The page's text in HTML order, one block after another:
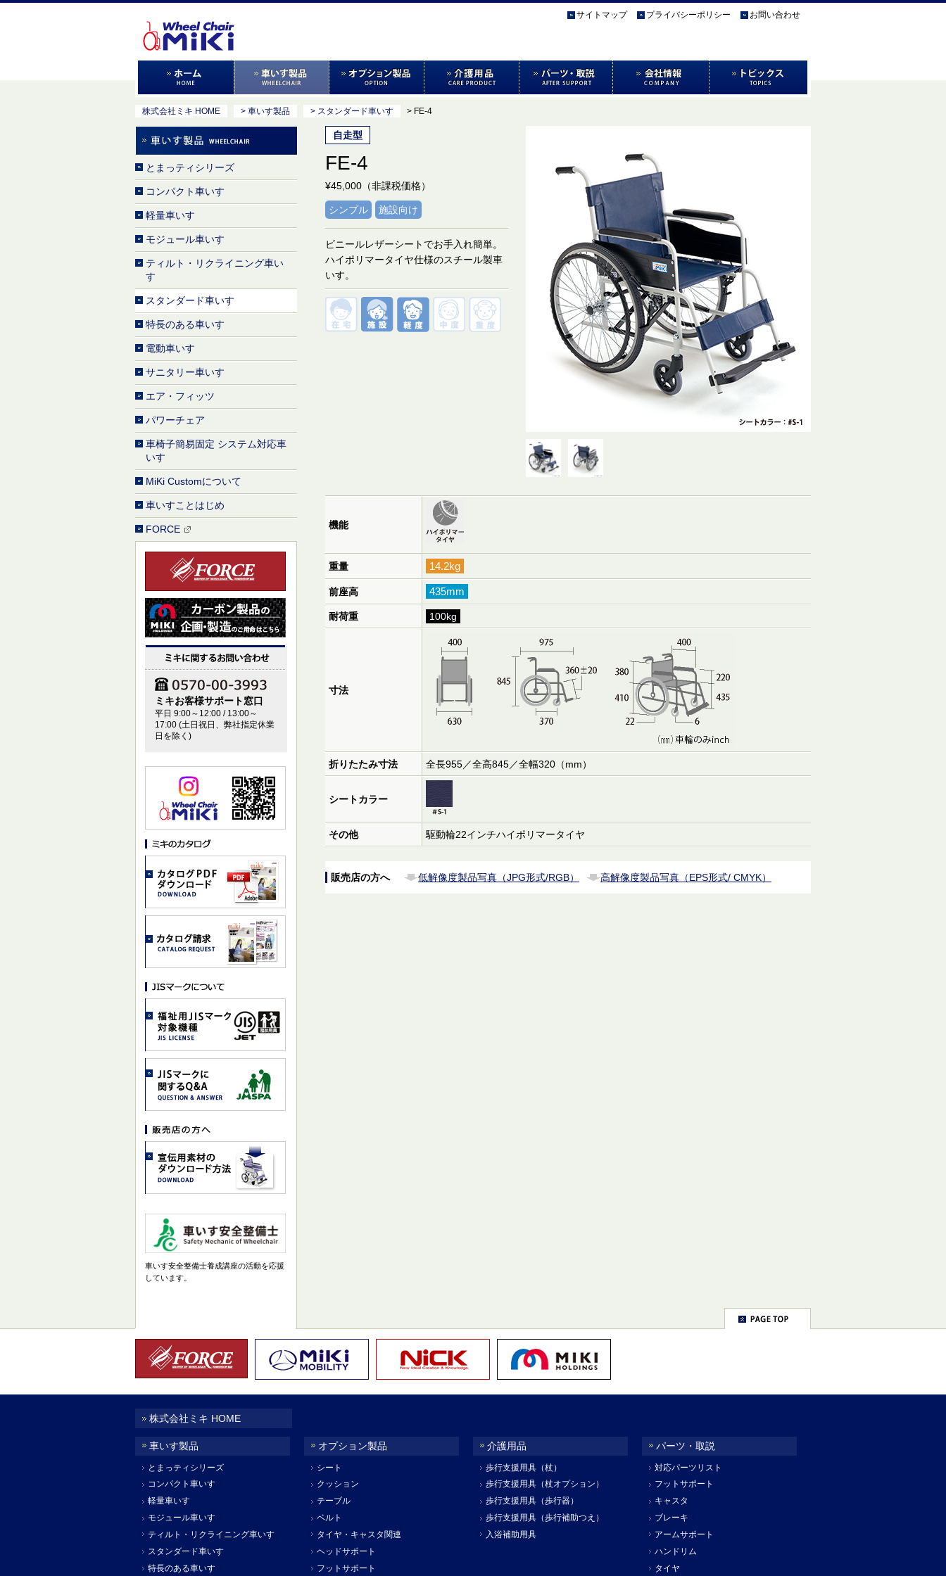
サイトマップ プライバシーポリシー お問い合わせ
株式会社ミキ HOME > 車いす製品 > スタンダード車いす > FE-4
自走型
FE-4
¥45,000（非課税価格）
シンプル 施設向け
ビニールレザーシートでお手入れ簡単。
ハイポリマータイヤ仕様のスチール製車
いす。
機能
重量 14.2kg
前座高 435mm
耐荷重 100kg
寸法
折りたたみ寸法 全長955／全高845／全幅320（mm）
シートカラー
その他 駆動輪22インチハイポリマータイヤ
販売店の方へ 低解像度製品写真（JPG形式/RGB） 高解像度製品写真（EPS形式/ CMYK）
とまっティシリーズ
コンパクト車いす
軽量車いす
モジュール車いす
ティルト・リクライニング車い
す
スタンダード車いす
特長のある車いす
電動車いす
サニタリー車いす
エア・フィッツ
パワーチェア
車椅子簡易固定 システム対応車
いす
MiKi Customについて
車いすことはじめ
FORCE
ミキお客様サポート窓口
平日 9:00～12:00 / 13:00～
17:00 (土日祝日、弊社指定休業
日を除く)
車いす安全整備士養成講座の活動を応援
しています。
株式会社ミキ HOME
車いす製品
とまっティシリーズ
コンパクト車いす
軽量車いす
モジュール車いす
ティルト・リクライニング車いす
スタンダード車いす
特長のある車いす
オプション製品
シート
クッション
テーブル
ベルト
タイヤ・キャスタ関連
ヘッドサポート
フットサポート
介護用品
歩行支援用具（杖）
歩行支援用具（杖オプション）
歩行支援用具（歩行器）
歩行支援用具（歩行補助つえ）
入浴補助用具
パーツ・取説
対応パーツリスト
フットサポート
キャスタ
ブレーキ
アームサポート
ハンドリム
タイヤ